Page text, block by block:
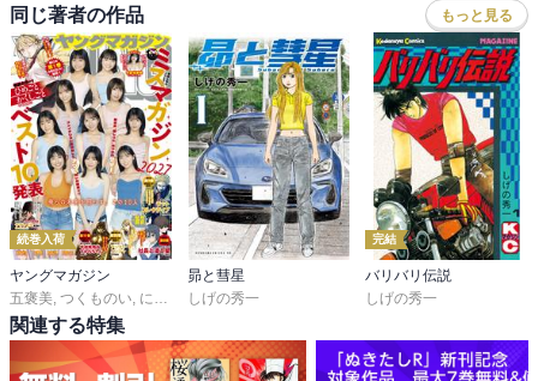
同じ著者の作品 もっと見る
続巻入荷
ヤングマガジン
五褒美, つくものい, にゃんにゃんファクトリー 雁木万里 ,ずり騎士
昴と彗星
しげの秀一
完結
バリバリ伝説
しげの秀一
関連する特集